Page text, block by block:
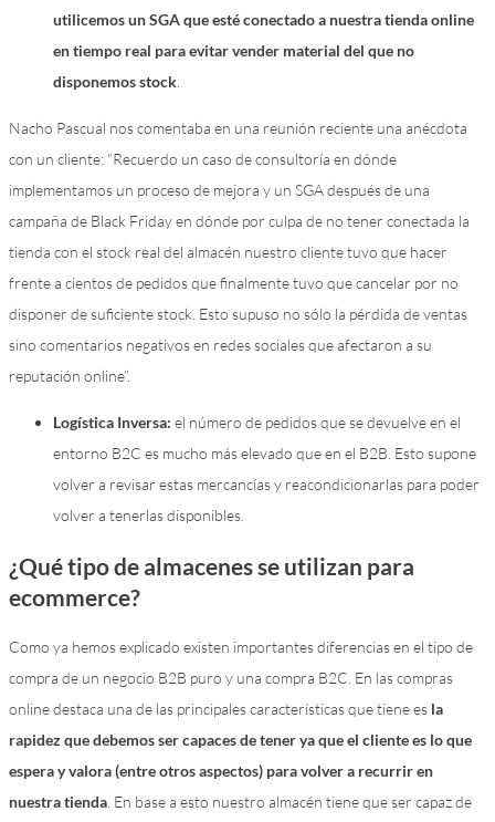
utilicemos un SGA que esté conectado a nuestra tienda online
en tiempo real para evitar vender material del que no
disponemos stock
Nacho Pascual nos comentaba en una reunión reciente una anécdota
con un cliente: “Recuerdo un caso de consultoría en dónde
implementamos un proceso de mejora y un SGA después de una
campaña de Black Friday en dónde por culpa de no tener conectada la
tienda con el stock real del almacén nuestro cliente tuvo que hacer
frente a cientos de pedidos que finalmente tuvo que cancelar por no
disponer de suficiente stock. Esto supuso no sólo la pérdida de ventas
sino comentarios negativos en redes sociales que afectaron a su
reputación online”.
Logística Inversa: el número de pedidos que se devuelve en el
entorno B2C es mucho más elevado que en el B2B. Esto supone
volver a revisar estas mercancías y reacondicionarlas para poder
volver a tenerlas disponibles.
¿Qué tipo de almacenes se utilizan para
ecommerce?
Como ya hemos explicado existen importantes diferencias en el tipo de
compra de un negocio B2B puro y una compra B2C. En las compras
online destaca una de las principales características que tiene es la
rapidez que debemos ser capaces de tener ya que el cliente es lo que
espera y valora (entre otros aspectos) para volver a recurrir en
nuestra tienda . En base a esto nuestro almacén tiene que ser capaz de